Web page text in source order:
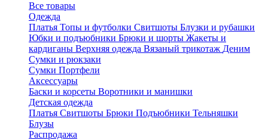
Все товары
Одежда
Платья Топы и футболки Свитшоты Блузки и рубашки
Юбки и подъюбники Брюки и шорты Жакеты и
кардиганы Верхняя одежда Вязаный трикотаж Деним
Сумки и рюкзаки
Сумки Портфели
Аксессуары
Баски и корсеты Воротники и манишки
Детская одежда
Платья Свитшоты Брюки Подъюбники Тельняшки
Блузы
Распродажа